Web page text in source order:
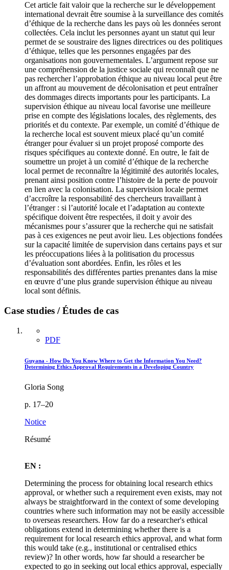
Cet article fait valoir que la recherche sur le développement
international devrait être soumise à la surveillance des comités
d’éthique de la recherche dans les pays où les données seront
collectées. Cela inclut les personnes ayant un statut qui leur
permet de se soustraire des lignes directrices ou des politiques
d’éthique, telles que les personnes engagées par des
organisations non gouvernementales. L’argument repose sur
une compréhension de la justice sociale qui reconnaît que ne
pas rechercher l’approbation éthique au niveau local peut être
un affront au mouvement de décolonisation et peut entraîner
des dommages directs importants pour les participants. La
supervision éthique au niveau local favorise une meilleure
prise en compte des législations locales, des règlements, des
priorités et du contexte. Par exemple, un comité d’éthique de
la recherche local est souvent mieux placé qu’un comité
étranger pour évaluer si un projet proposé comporte des
risques spécifiques au contexte donné. En outre, le fait de
soumettre un projet à un comité d’éthique de la recherche
local permet de reconnaître la légitimité des autorités locales,
prenant ainsi position contre l’histoire de la perte de pouvoir
en lien avec la colonisation. La supervision locale permet
d’accroître la responsabilité des chercheurs travaillant à
l’étranger : si l’autorité locale et l’adaptation au contexte
spécifique doivent être respectées, il doit y avoir des
mécanismes pour s’assurer que la recherche qui ne satisfait
pas à ces exigences ne peut avoir lieu. Les objections fondées
sur la capacité limitée de supervision dans certains pays et sur
les préoccupations liées à la politisation du processus
d’évaluation sont abordées. Enfin, les rôles et les
responsabilités des différentes parties prenantes dans la mise
en œuvre d’une plus grande supervision éthique au niveau
local sont définis.
Case studies / Études de cas
PDF
Guyana - How Do You Know Where to Get the Information You Need?
Determining Ethics Approval Requirements in a Developing Country
Gloria Song
p. 17–20
Notice
Résumé
EN :
Determining the process for obtaining local research ethics
approval, or whether such a requirement even exists, may not
always be straightforward in the context of some developing
countries where such information may not be easily accessible
to overseas researchers. How far do a researcher's ethical
obligations extend in determining whether there is a
requirement for local research ethics approval, and what form
this would take (e.g., institutional or centralised ethics
review)? In other words, how far should a researcher be
expected to go in seeking out local ethics approval, especially